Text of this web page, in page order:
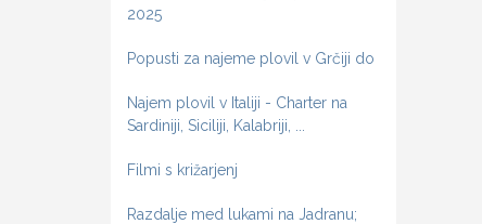
2025
Popusti za najeme plovil v Grčiji do
Najem plovil v Italiji - Charter na
Sardiniji, Siciliji, Kalabriji, ...
Filmi s križarjenj
Razdalje med lukami na Jadranu;